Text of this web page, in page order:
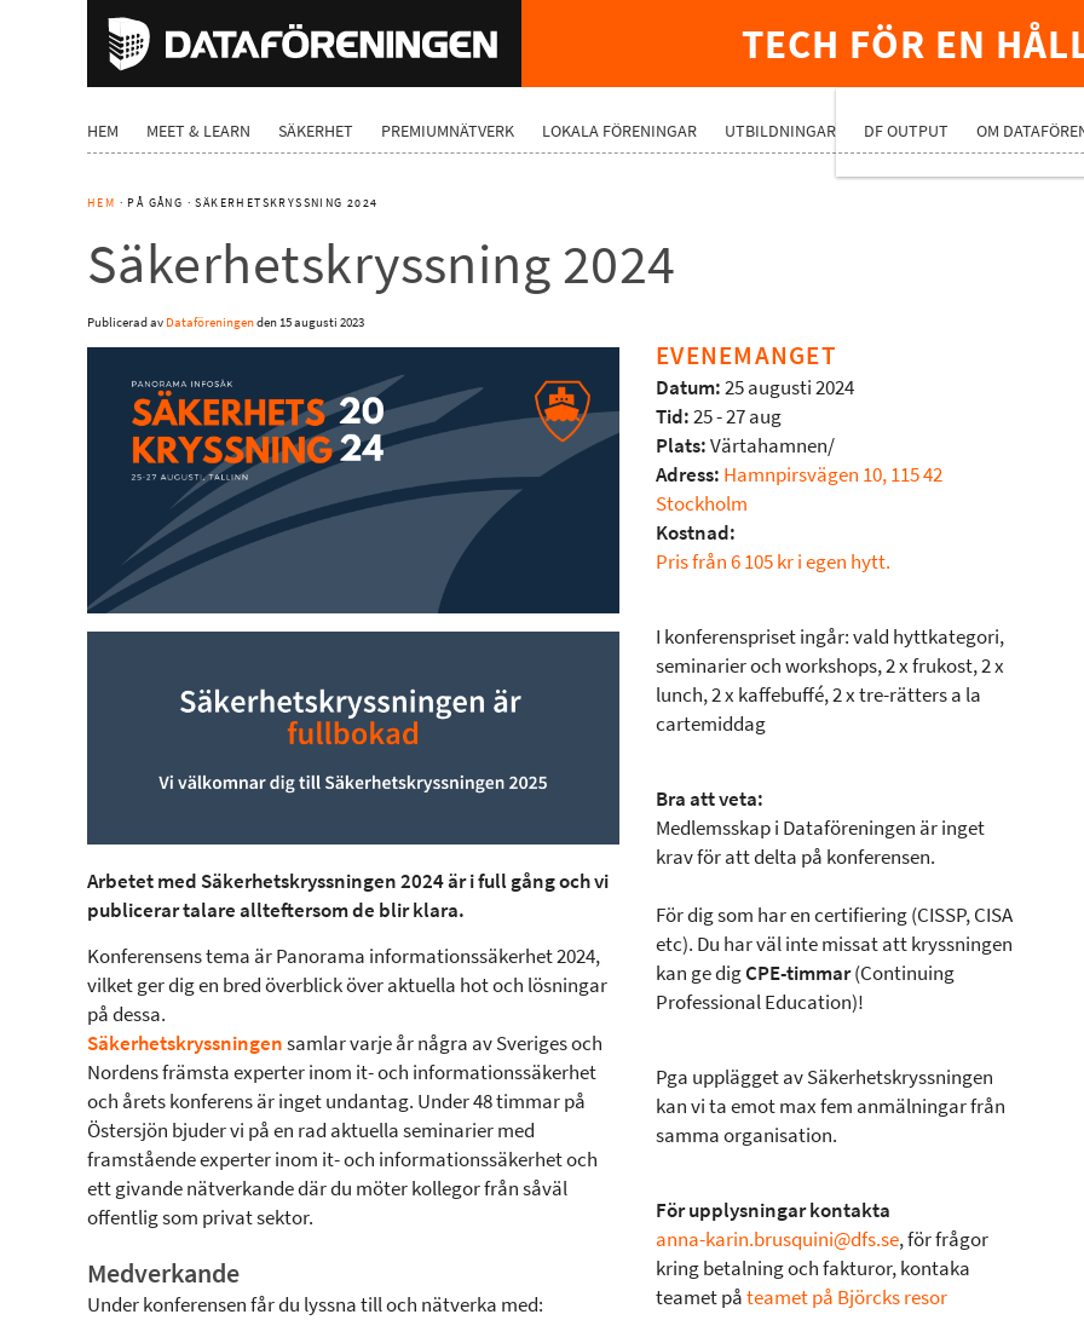
TECH FÖR EN
HEM MEET & LEARN SÄKERHET PREMIUMNÄTVERK LOKALA FÖRENINGAR UTBILDNINGAR DF OUTPUT OM
HEM · PÅ GÅNG · SÄKERHETSKRYSSNING 2024
Säkerhetskryssning 2024
Publicerad av Dataföreningenden15 augusti 2023
Arbetet med Säkerhetskryssningen 2024 är i full gång och vi
publicerar talare allteftersom de blir klara.
Konferensens tema är Panorama informationssäkerhet 2024,
vilket ger dig en bred överblick över aktuella hot och lösningar
på dessa.
Säkerhetskryssningensamlar varje år några av Sveriges och
Nordens främsta experter inom it- och informationssäkerhet
och årets konferens är inget undantag. Under 48 timmar på
Östersjön bjuder vi på en rad aktuella seminarier med
framstående experter inom it- och informationssäkerhet och
ett givande nätverkande där du möter kollegor från såväl
offentlig som privat sektor.
Medverkande
Under konferensen får du lyssna till och nätverka med:
EVENEMANGET
Datum:25 augusti 2024
Tid:25 - 27 aug
Plats:Värtahamnen/
Adress: Hamnpirsvägen 10, 115 42
Stockholm
Kostnad:
Pris från 6 105 kr i egen hytt.
I konferenspriset ingår: vald hyttkategori,
seminarier och workshops, 2 x frukost, 2 x
lunch, 2 x kaffebuffé, 2 x tre-rätters a la
cartemiddag
Bra att veta:
Medlemsskap i Dataföreningen är inget
krav för att delta på konferensen.
För dig som har en certifiering (CISSP, CISA
etc). Du har väl inte missat att kryssningen
kan ge digCPE-timmar(Continuing
Professional Education)!
Pga upplägget av Säkerhetskryssningen
kan vi ta emot max fem anmälningar från
samma organisation.
För upplysningar kontakta
anna-karin.brusquini@dfs.se, för frågor
kring betalning och fakturor, kontaka
teamet påteamet på Björcks resor